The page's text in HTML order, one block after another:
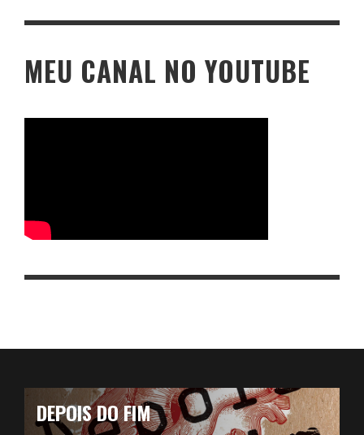
MEU CANAL NO YOUTUBE
DEPOIS DO FIM